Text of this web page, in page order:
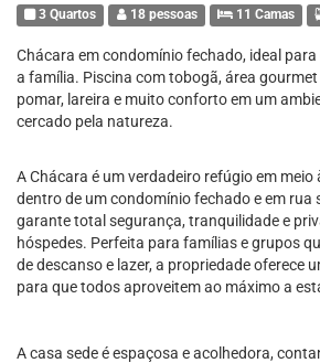
3 Quartos 18 pessoas 11 Camas
Chácara em condomínio fechado, ideal
a família. Piscina com tobogã, área
pomar, lareira e muito conforto em um
cercado pela natureza.
A Chácara é um verdadeiro refúgio em
dentro de um condomínio fechado e em rua
garante total segurança, tranquilidade e
hóspedes. Perfeita para famílias e grupos
de descanso e lazer, a propriedade oferece
para que todos aproveitem ao máximo a
A casa sede é espaçosa e acolhedora,